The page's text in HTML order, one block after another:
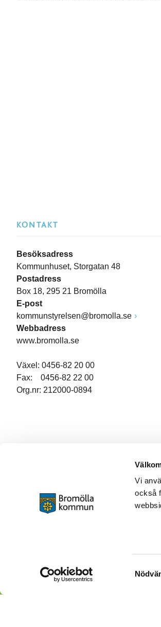
Vi
också
KONTAKT
Besöksadress
Kommunhuset, Storgatan 48
Postadress
Box 18, 295 21 Bromölla
E-post
kommunstyrelsen@bromolla.se
Webbadress
www.bromolla.se
Växel: 0456-82 20 00
Fax: 0456-82 22 00
Org.nr: 212000-0894